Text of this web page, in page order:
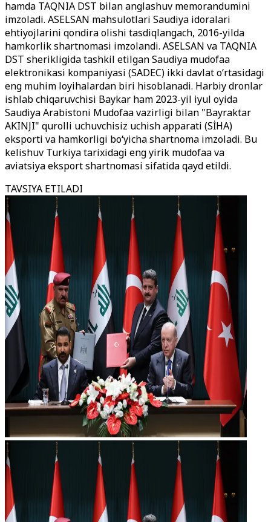
hamda TAQNIA DST bilan anglashuv memorandumini
imzoladi. ASELSAN mahsulotlari Saudiya idoralari
ehtiyojlarini qondira olishi tasdiqlangach, 2016-yilda
hamkorlik shartnomasi imzolandi. ASELSAN va TAQNIA
DST sherikligida tashkil etilgan Saudiya mudofaa
elektronikasi kompaniyasi (SADEC) ikki davlat o‘rtasidagi
eng muhim loyihalardan biri hisoblanadi. Harbiy dronlar
ishlab chiqaruvchisi Baykar ham 2023-yil iyul oyida
Saudiya Arabistoni Mudofaa vazirligi bilan "Bayraktar
AKINJI" qurolli uchuvchisiz uchish apparati (SİHA)
eksporti va hamkorligi bo‘yicha shartnoma imzoladi. Bu
kelishuv Turkiya tarixidagi eng yirik mudofaa va
aviatsiya eksport shartnomasi sifatida qayd etildi.
TAVSIYA ETILADI